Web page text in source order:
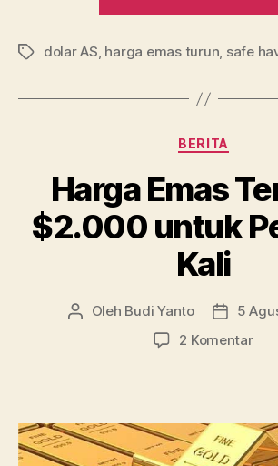
Tag dolar AS, harga emas turun, safe
Kategori
BERITA
Harga Emas
$2.000 untuk
Kali
Penulis
Oleh Budi Yanto
Tanggal
5
2 Komentarpada